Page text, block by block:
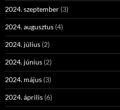
2024. szeptember (3)
2024. augusztus (4)
2024. július (2)
2024. június (2)
2024. május (3)
2024. április (6)